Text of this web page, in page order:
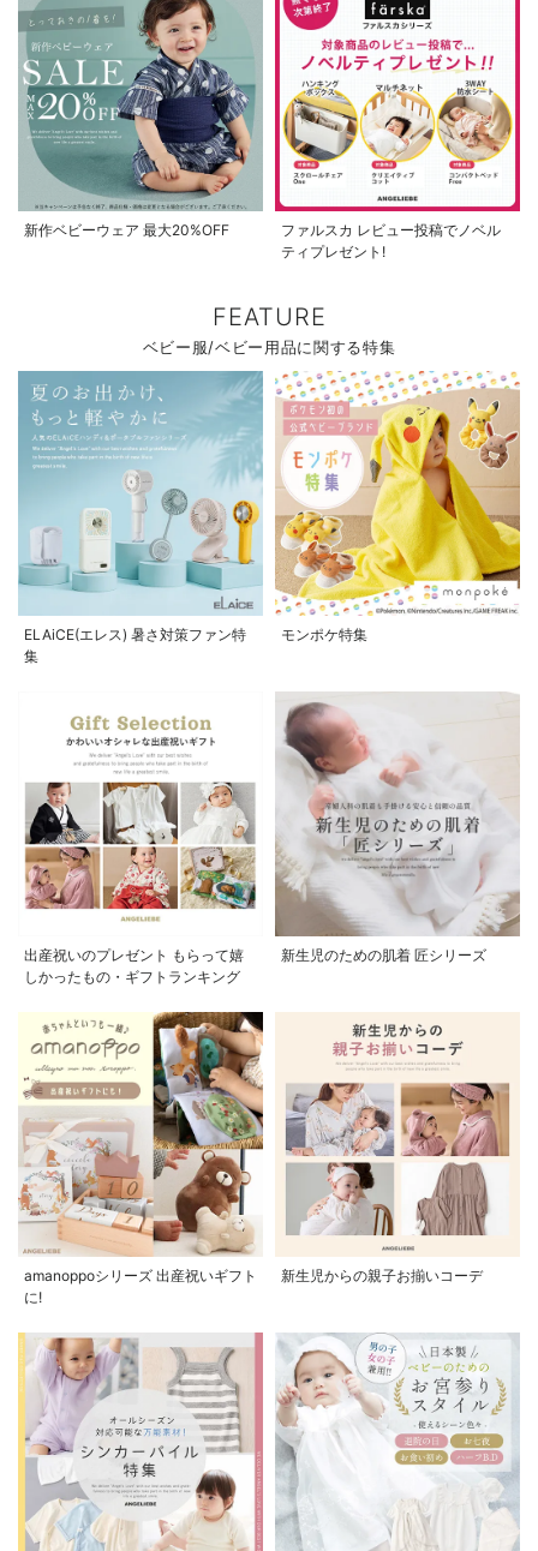
新作ベビーウェア 最大20%OFF
ファルスカ レビュー投稿でノベル
ティプレゼント!
FEATURE
ベビー服/ベビー用品に関する特集
ELAiCE(エレス) 暑さ対策ファン特
集
モンポケ特集
出産祝いのプレゼント もらって嬉
しかったもの・ギフトランキング
新生児のための肌着 匠シリーズ
amanoppoシリーズ 出産祝いギフト
に!
新生児からの親子お揃いコーデ